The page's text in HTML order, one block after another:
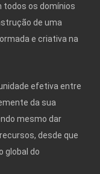
todos os domínios
de uma
e criativa na
efetiva entre
da sua
mesmo dar
desde que
global do